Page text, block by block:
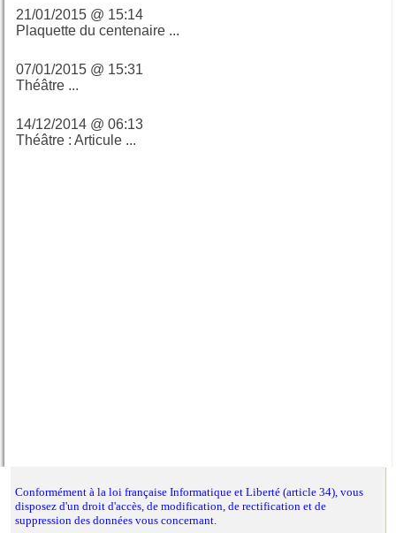
21/01/2015 @ 15:14
Plaquette du centenaire ...
07/01/2015 @ 15:31
Théâtre ...
14/12/2014 @ 06:13
Théâtre : Articule ...
Conformément à la loi française Informatique et Liberté (article 34), vous
disposez d'un droit d'accès, de modification, de rectification et de
suppression des données vous concernant.